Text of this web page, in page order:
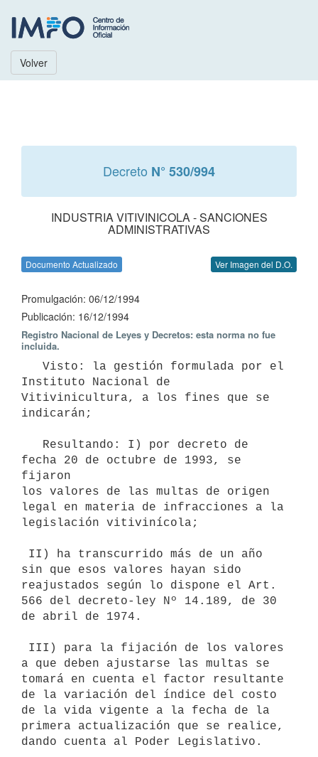
Volver
Decreto N° 530/994
INDUSTRIA VITIVINICOLA - SANCIONES
ADMINISTRATIVAS
Documento Actualizado Ver Imagen del D.O.
Promulgación: 06/12/1994
Publicación: 16/12/1994
Registro Nacional de Leyes y Decretos: esta norma no fue
incluida.
Instituto Nacional de
Vitivinicultura, a los fines que se
indicarán;
fecha 20 de octubre de 1993, se
fijaron
los valores de las multas de origen
legal en materia de infracciones a la
legislación vitivinícola;
sin que esos valores hayan sido
reajustados según lo dispone el Art.
566 del decreto-ley Nº 14.189, de 30
de abril de 1974.
a que deben ajustarse las multas se
tomará en cuenta el factor resultante
de la variación del índice del costo
de la vida vigente a la fecha de la
primera actualización que se realice,
dando cuenta al Poder Legislativo.